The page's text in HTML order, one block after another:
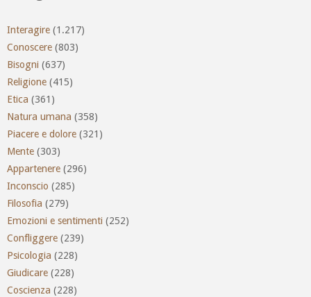
Interagire (1.217)
Conoscere (803)
Bisogni (637)
Religione (415)
Etica (361)
Natura umana (358)
Piacere e dolore (321)
Mente (303)
Appartenere (296)
Inconscio (285)
Filosofia (279)
Emozioni e sentimenti (252)
Confliggere (239)
Psicologia (228)
Giudicare (228)
Coscienza (228)